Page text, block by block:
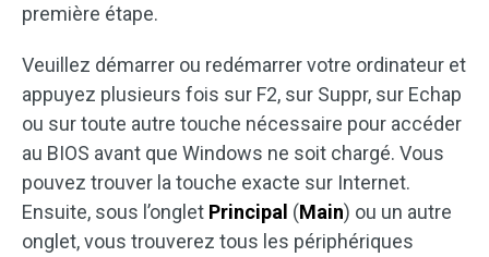
première étape.
Veuillez démarrer ou redémarrer votre ordinateur et
appuyez plusieurs fois sur F2, sur Suppr, sur Echap
ou sur toute autre touche nécessaire pour accéder
au BIOS avant que Windows ne soit chargé. Vous
pouvez trouver la touche exacte sur Internet.
Ensuite, sous l’onglet Principal (Main) ou un autre
onglet, vous trouverez tous les périphériques